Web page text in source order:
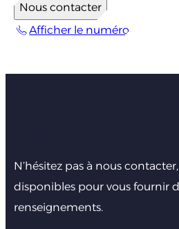
Nous contacter
Afficher le numéro
N’hésitez pas à nous
disponibles pour vous fournir
renseignements.